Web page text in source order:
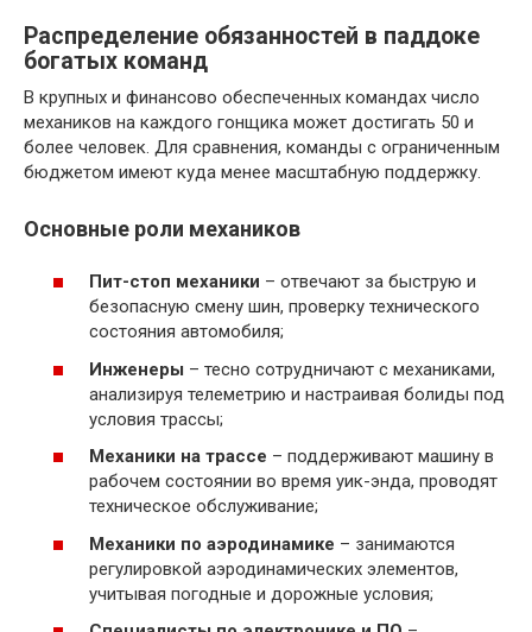
Распределение обязанностей в паддоке
богатых команд
В крупных и финансово обеспеченных командах число
механиков на каждого гонщика может достигать 50 и
более человек. Для сравнения, команды с ограниченным
бюджетом имеют куда менее масштабную поддержку.
Основные роли механиков
Пит-стоп механики – отвечают за быструю и
безопасную смену шин, проверку технического
состояния автомобиля;
Инженеры – тесно сотрудничают с механиками,
анализируя телеметрию и настраивая болиды под
условия трассы;
Механики на трассе – поддерживают машину в
рабочем состоянии во время уик-энда, проводят
техническое обслуживание;
Механики по аэродинамике – занимаются
регулировкой аэродинамических элементов,
учитывая погодные и дорожные условия;